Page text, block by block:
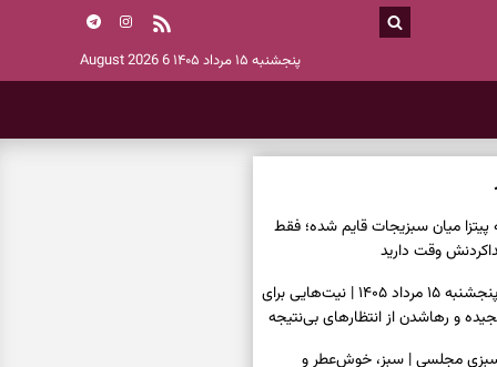
پنجشنبه ۱۵ مرداد ۱۴۰۵ 6 August 2026
پیتزا میان سبزیجات قایم شده؛ فقط
فال ابجد امروز پنجشنبه ۱۵ مرداد ۱۴۰۵ | نیت‌هایی برای
و رهاشدن از انتظارهای بی‌نتیجه
سبزی مجلسی | سبز، خوش‌عطر و